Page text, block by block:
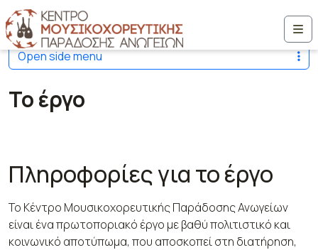
Μετάβαση στο περιεχόμενο
Το έργο
Πληροφορίες για το έργο
Το Κέντρο Μουσικοχορευτικής Παράδοσης Ανωγείων
είναι ένα πρωτοποριακό έργο με βαθύ πολιτιστικό και
κοινωνικό αποτύπωμα, που αποσκοπεί στη διατήρηση,
Open side menu